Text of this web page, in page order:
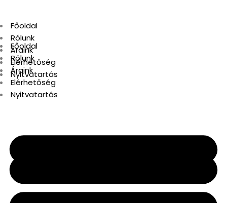
Főoldal
Rólunk
Áraink
Elérhetőség
Nyitvatartás
Főoldal
Rólunk
Áraink
Elérhetőség
Nyitvatartás